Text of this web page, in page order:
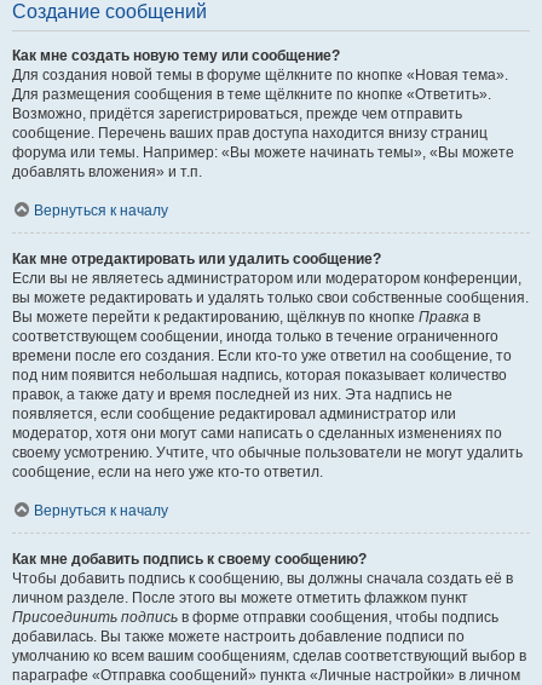
Создание сообщений
Как мне создать новую тему или сообщение?
Для создания новой темы в форуме щёлкните по кнопке «Новая тема».
Для размещения сообщения в теме щёлкните по кнопке «Ответить».
Возможно, придётся зарегистрироваться, прежде чем отправить
сообщение. Перечень ваших прав доступа находится внизу страниц
форума или темы. Например: «Вы можете начинать темы», «Вы можете
добавлять вложения» и т.п.
Вернуться к началу
Как мне отредактировать или удалить сообщение?
Если вы не являетесь администратором или модератором конференции,
вы можете редактировать и удалять только свои собственные сообщения.
Вы можете перейти к редактированию, щёлкнув по кнопке Правка в
соответствующем сообщении, иногда только в течение ограниченного
времени после его создания. Если кто-то уже ответил на сообщение, то
под ним появится небольшая надпись, которая показывает количество
правок, а также дату и время последней из них. Эта надпись не
появляется, если сообщение редактировал администратор или
модератор, хотя они могут сами написать о сделанных изменениях по
своему усмотрению. Учтите, что обычные пользователи не могут удалить
сообщение, если на него уже кто-то ответил.
Вернуться к началу
Как мне добавить подпись к своему сообщению?
Чтобы добавить подпись к сообщению, вы должны сначала создать её в
личном разделе. После этого вы можете отметить флажком пункт
Присоединить подпись в форме отправки сообщения, чтобы подпись
добавилась. Вы также можете настроить добавление подписи по
умолчанию ко всем вашим сообщениям, сделав соответствующий выбор в
параграфе «Отправка сообщений» пункта «Личные настройки» в личном